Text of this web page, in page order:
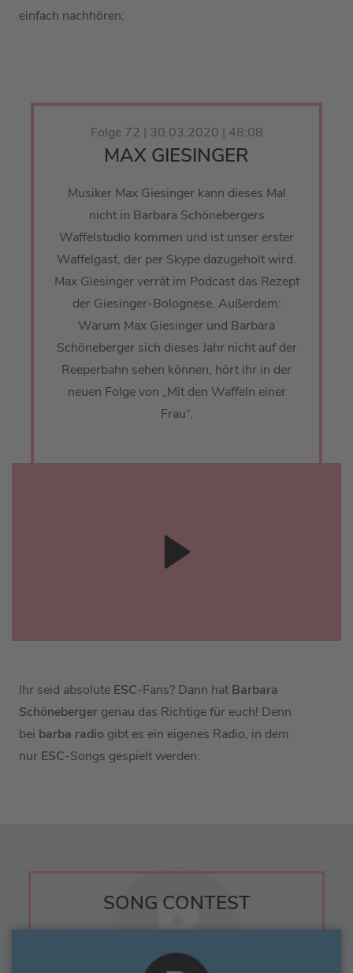
einfach nachhören:
Folge 72 | 30.03.2020 | 48:08
MAX GIESINGER
Musiker Max Giesinger kann dieses Mal
nicht in Barbara Schönebergers
Waffelstudio kommen und ist unser erster
Waffelgast, der per Skype dazugeholt wird.
Max Giesinger verrät im Podcast das Rezept
der Giesinger-Bolognese. Außerdem:
Warum Max Giesinger und Barbara
Schöneberger sich dieses Jahr nicht auf der
Reeperbahn sehen können, hört ihr in der
neuen Folge von „Mit den Waffeln einer
Frau“.
Ihr seid absolute ESC-Fans? Dann hat Barbara
Schöneberger genau das Richtige für euch! Denn
bei barba radio gibt es ein eigenes Radio, in dem
nur ESC-Songs gespielt werden:
SONG CONTEST